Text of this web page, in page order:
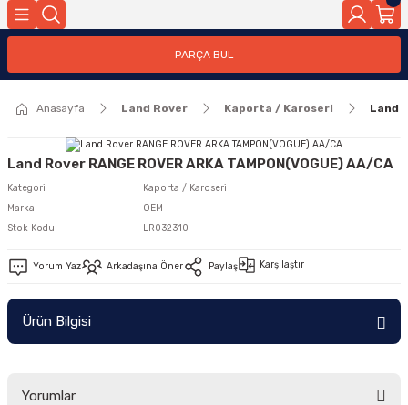
PARÇA BUL
Anasayfa Land Rover Kaporta / Karoseri Land
Land Rover RANGE ROVER ARKA TAMPON(VOGUE) AA/CA
Kategori
Kaporta / Karoseri
Marka
OEM
Stok Kodu
LR032310
Yorum Yaz Arkadaşına Öner Paylaş Karşılaştır
Ürün Bilgisi
Yorumlar